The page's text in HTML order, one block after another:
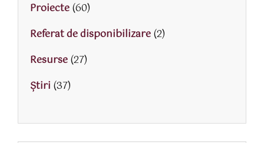
Proiecte(60)
Referat de disponibilizare(2)
Resurse(27)
Știri (37)